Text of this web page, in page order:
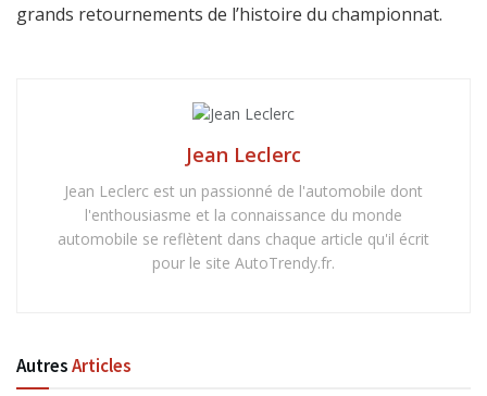
grands retournements de l’histoire du championnat.
Jean Leclerc
Jean Leclerc est un passionné de l'automobile dont
l'enthousiasme et la connaissance du monde
automobile se reflètent dans chaque article qu'il écrit
pour le site AutoTrendy.fr.
AutresArticles